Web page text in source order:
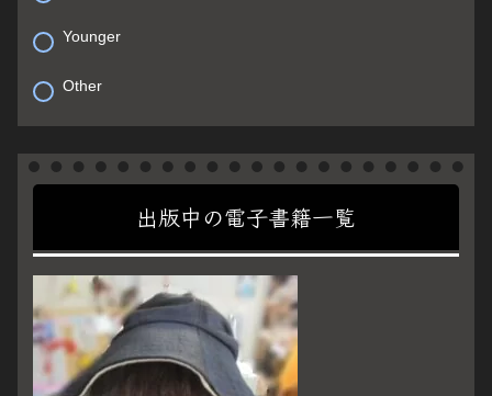
Younger
Other
出版中の電子書籍一覧